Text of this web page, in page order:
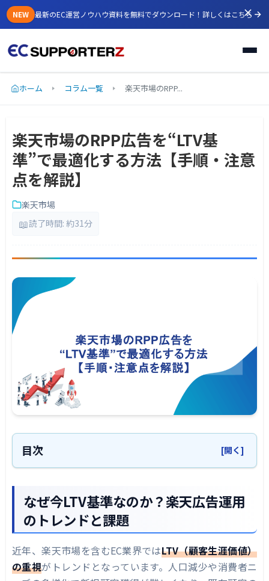
NEW 最新のEC運営ノウハウ資料を無料でダウンロード！ 詳しくはこちら
ホーム コラム一覧 楽天市場のRPP...
楽天市場のRPP広告を“LTV基
準”で最適化する方法【手順・注意
点を解説】
楽天市場
📖読了時間: 約31分
目次 [開く]
ドと課題
LTVの定義と楽天市場における算出方法
LTVの基本的な定義
楽天市場でのLTV算出方法
なぜ今LTV基準なのか？楽天広告運用
のトレンドと課題
近年、楽天市場を含むEC業界ではLTV（顧客生涯価値）
の重視がトレンドとなっています。人口減少や消費者ニ